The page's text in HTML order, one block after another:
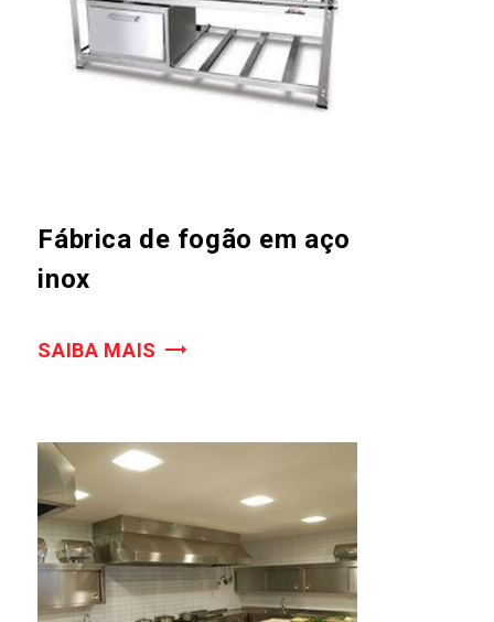
Fábrica de fogão em aço
inox
SAIBA MAIS